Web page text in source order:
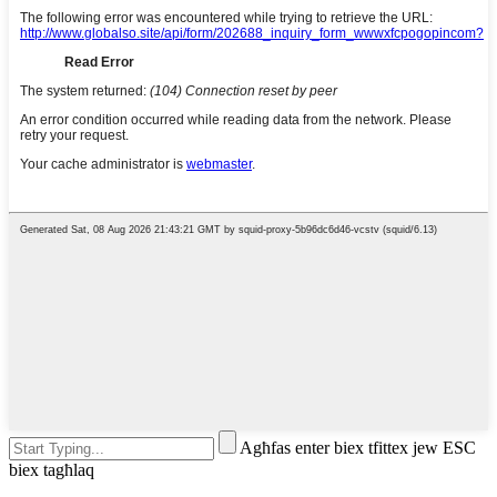
Agħfas enter biex tfittex jew ESC
biex tagħlaq